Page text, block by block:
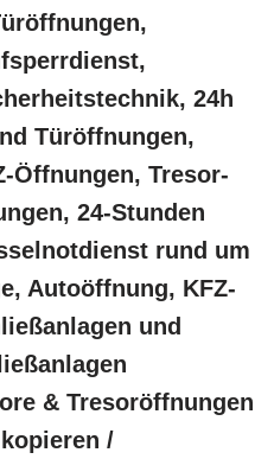
24h
Türöffnungen,
Öffnungen, Tresor-
24-Stunden
rund um
Autoöffnung, KFZ-
und
& Tresoröffnungen
/